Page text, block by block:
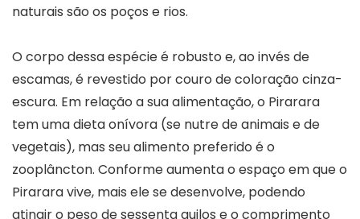
naturais são os poços e rios.
O corpo dessa espécie é robusto e, ao invés de
escamas, é revestido por couro de coloração cinza-
escura. Em relação a sua alimentação, o Pirarara
tem uma dieta onívora (se nutre de animais e de
vegetais), mas seu alimento preferido é o
zooplâncton. Conforme aumenta o espaço em que o
Pirarara vive, mais ele se desenvolve, podendo
atingir o peso de sessenta quilos e o comprimento